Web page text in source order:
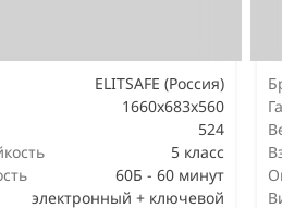
ELITSAFE (Россия)
1660x683x560
524
5 класс
60Б - 60 минут
электронный + ключевой